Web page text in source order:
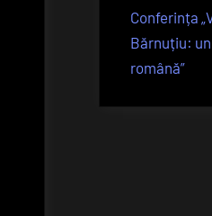
Conferința
Bărnuțiu:
română”